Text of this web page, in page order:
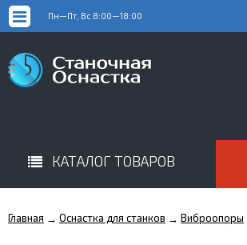
Пн—Пт, Вс 8:00—18:00
КАТАЛОГ ТОВАРОВ
Главная → Оснастка для станков → Виброопоры